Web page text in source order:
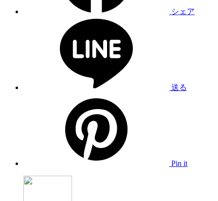
シェア
送る
Pin it